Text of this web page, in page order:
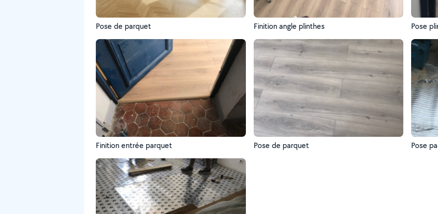
Pose de parquet Finition angle plinthes Pose
Finition entrée parquet Pose de parquet Pose